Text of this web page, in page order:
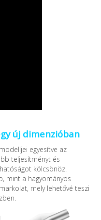
új dimenzióban
egyesítve az
teljesítményt és
kölcsönöz.
mint a hagyományos
mely lehetővé teszi